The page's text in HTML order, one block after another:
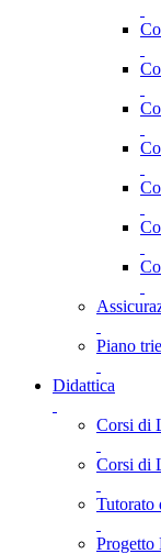
Piano
Didattica
Corsi di
Corsi di
Tutorato
Progetto